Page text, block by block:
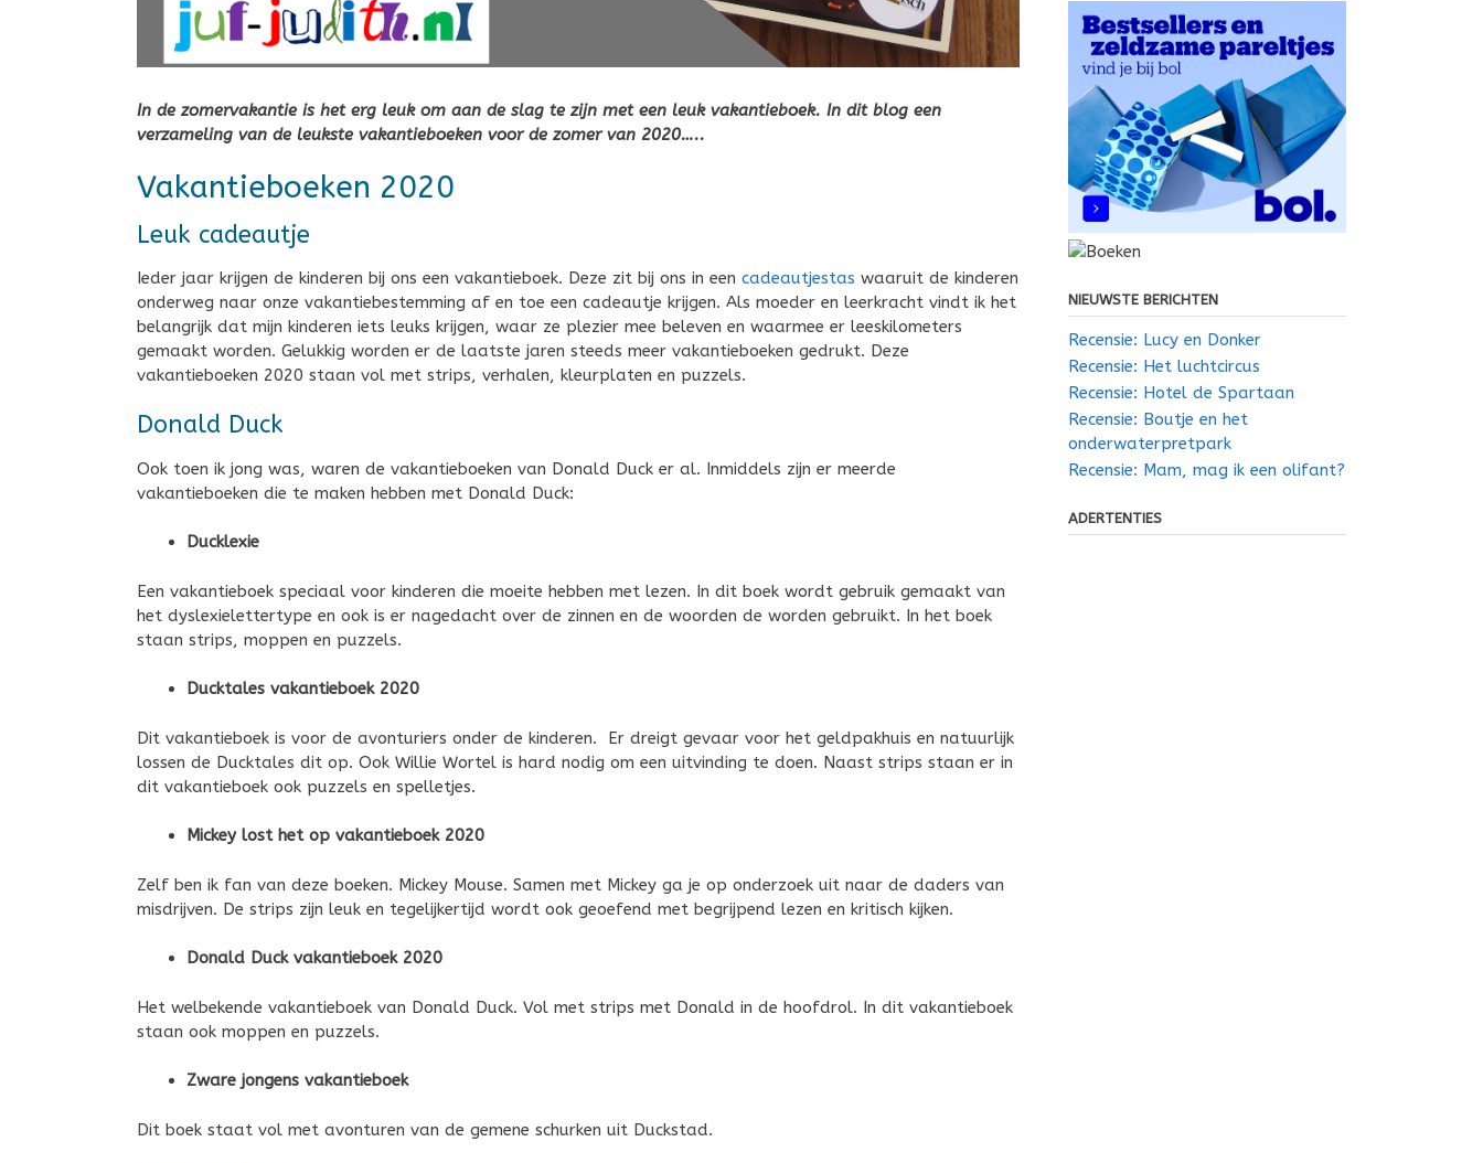
In de zomervakantie is het erg leuk om aan de slag te zijn met een leuk vakantieboek. In dit blog een
verzameling van de leukste vakantieboeken voor de zomer van 2020…..
Vakantieboeken 2020
Leuk cadeautje
Ieder jaar krijgen de kinderen bij ons een vakantieboek. Deze zit bij ons in een cadeautjestas waaruit de kinderen
onderweg naar onze vakantiebestemming af en toe een cadeautje krijgen. Als moeder en leerkracht vindt ik het
belangrijk dat mijn kinderen iets leuks krijgen, waar ze plezier mee beleven en waarmee er leeskilometers
gemaakt worden. Gelukkig worden er de laatste jaren steeds meer vakantieboeken gedrukt. Deze
vakantieboeken 2020 staan vol met strips, verhalen, kleurplaten en puzzels.
Donald Duck
Ook toen ik jong was, waren de vakantieboeken van Donald Duck er al. Inmiddels zijn er meerde
vakantieboeken die te maken hebben met Donald Duck:
Ducklexie
Een vakantieboek speciaal voor kinderen die moeite hebben met lezen. In dit boek wordt gebruik gemaakt van
het dyslexielettertype en ook is er nagedacht over de zinnen en de woorden de worden gebruikt. In het boek
staan strips, moppen en puzzels.
Ducktales vakantieboek 2020
Dit vakantieboek is voor de avonturiers onder de kinderen. Er dreigt gevaar voor het geldpakhuis en natuurlijk
lossen de Ducktales dit op. Ook Willie Wortel is hard nodig om een uitvinding te doen. Naast strips staan er in
dit vakantieboek ook puzzels en spelletjes.
Mickey lost het op vakantieboek 2020
Zelf ben ik fan van deze boeken. Mickey Mouse. Samen met Mickey ga je op onderzoek uit naar de daders van
misdrijven. De strips zijn leuk en tegelijkertijd wordt ook geoefend met begrijpend lezen en kritisch kijken.
Donald Duck vakantieboek 2020
Het welbekende vakantieboek van Donald Duck. Vol met strips met Donald in de hoofdrol. In dit vakantieboek
staan ook moppen en puzzels.
Zware jongens vakantieboek
Dit boek staat vol met avonturen van de gemene schurken uit Duckstad.
NIEUWSTE BERICHTEN
Recensie: Lucy en Donker
Recensie: Het luchtcircus
Recensie: Hotel de Spartaan
Recensie: Boutje en het
onderwaterpretpark
Recensie: Mam, mag ik een olifant?
ADERTENTIES